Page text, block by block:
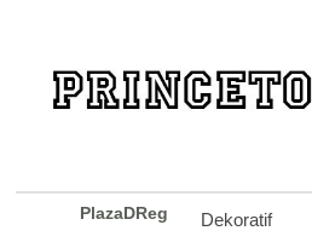
PlazaDReg Dekoratif